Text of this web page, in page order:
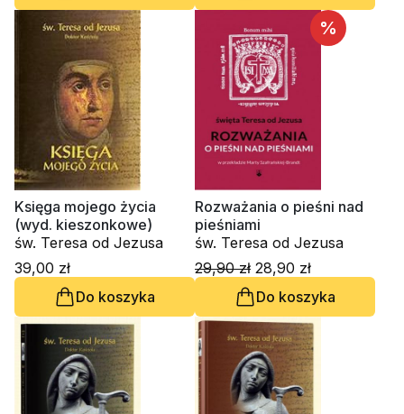
Księga mojego życia
(wyd. kieszonkowe)
św. Teresa od Jezusa
39,00 zł
Do koszyka
%
Rozważania o pieśni nad
pieśniami
św. Teresa od Jezusa
29,90 zł 28,90 zł
Do koszyka